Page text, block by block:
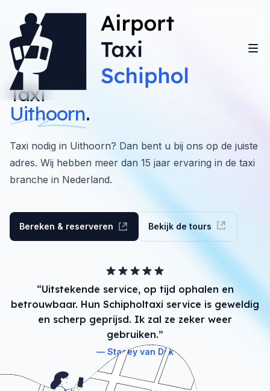
Taxi
Uithoorn.
Taxi nodig in Uithoorn? Dan bent u bij ons op de juiste
adres. Wij hebben meer dan 15 jaar ervaring in de taxi
branche in Nederland.
Bereken & reserveren Bekijk de tours
“Uitstekende service, op tijd ophalen en
betrouwbaar. Hun Schipholtaxi service is geweldig
en scherp geprijsd. Ik zal ze zeker weer
gebruiken.”
Stacey van Dijk